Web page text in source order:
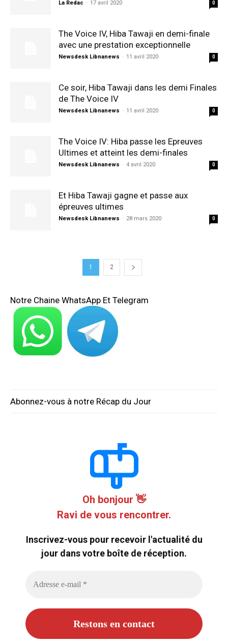
La Redac - 17 avril 2020 0
The Voice IV, Hiba Tawaji en demi-finale
avec une prestation exceptionnelle
Newsdesk Libnanews - 11 avril 2020 0
Ce soir, Hiba Tawaji dans les demi Finales
de The Voice IV
Newsdesk Libnanews - 11 avril 2020 0
The Voice IV: Hiba passe les Epreuves
Ultimes et atteint les demi-finales
Newsdesk Libnanews - 4 avril 2020 0
Et Hiba Tawaji gagne et passe aux
épreuves ultimes
Newsdesk Libnanews - 28 mars 2020 0
1 2
Notre Chaine WhatsApp Et Telegram
Abonnez-vous à notre Récap du Jour
Oh bonjour 👋
Ravi de vous rencontrer.
Inscrivez-vous pour recevoir l'actualité du
jour dans votre boîte de réception.